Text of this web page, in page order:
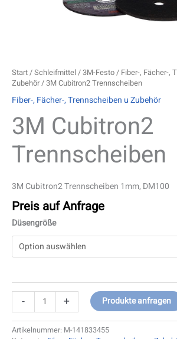
Start/Schleifmittel /3M-Festo/ Fiber-, Fächer-,
Zubehör/ 3M Cubitron2 Trennscheiben
Fiber-, Fächer-, Trennscheiben u Zubehör
3M Cubitron2
Trennscheiben
3M Cubitron2 Trennscheiben 1mm, DM100
Preis auf Anfrage
Düsengröße
- + Produkte anfragen
Artikelnummer: M-141833455